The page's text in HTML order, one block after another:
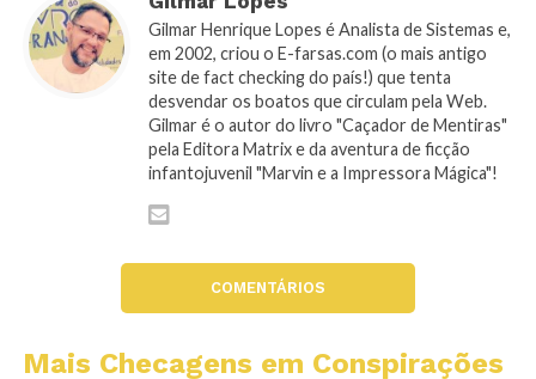
Gilmar Henrique Lopes é Analista de Sistemas e,
em 2002, criou o E-farsas.com (o mais antigo
site de fact checking do país!) que tenta
desvendar os boatos que circulam pela Web.
Gilmar é o autor do livro "Caçador de Mentiras"
pela Editora Matrix e da aventura de ficção
infantojuvenil "Marvin e a Impressora Mágica"!
COMENTÁRIOS
Mais Checagens em Conspirações